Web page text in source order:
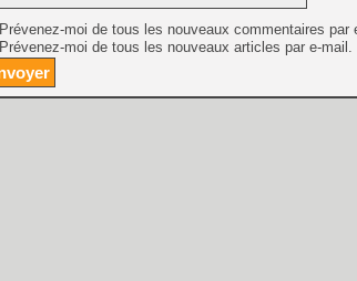
Prévenez-moi de tous les nouveaux commentaires par
Prévenez-moi de tous les nouveaux articles par e-mail.